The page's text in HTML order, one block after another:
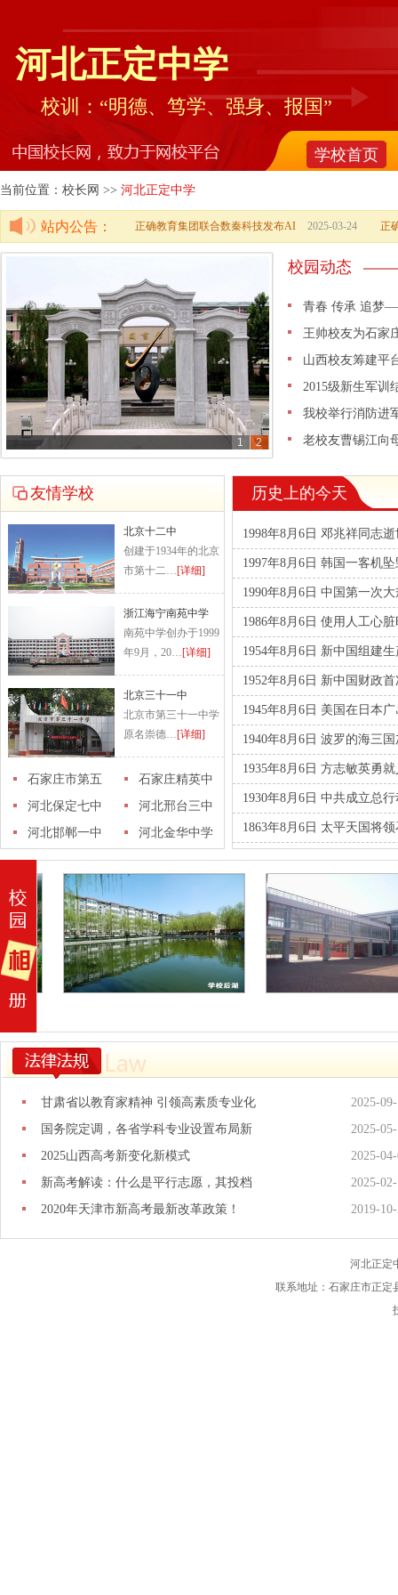
河北正定中学
校训：“明德、笃学、强身、报国”
学校首页
当前位置：校长网 >> 河北正定中学
站内公告： 2025-03-24
正确教育集团联合数秦科技发布AI 正
1 2
校园动态
青春 传承 追梦
王帅校友为石家
山西校友筹建平
2015级新生军训
我校举行消防进
老校友曹锡江向
友情学校
北京十二中
创建于1934年的北京
市第十二…[详细]
浙江海宁南苑中学
南苑中学创办于1999
年9月，20…[详细]
北京三十一中
北京市第三十一中学
原名崇德…[详细]
石家庄市第五
十五中学
石家庄精英中
学
河北保定七中
河北邢台三中
河北邯郸一中
河北金华中学
历史上的今天
1998年8月6日 邓兆祥同志逝
1997年8月6日 韩国一客机
1990年8月6日 中国第一次
1986年8月6日 使用人工心
1954年8月6日 新中国组建
1952年8月6日 新中国财政
1945年8月6日 美国在日本
1940年8月6日 波罗的海三
1935年8月6日 方志敏英勇就
1930年8月6日 中共成立总
1863年8月6日 太平天国将
2025-
甘肃省以教育家精神 引领高素质专业化
2025-
国务院定调，各省学科专业设置布局新
2025-
2025山西高考新变化新模式
2025-
新高考解读：什么是平行志愿，其投档
2019-
2020年天津市新高考最新改革政策！
河北正定
联系地址：石家庄市正定